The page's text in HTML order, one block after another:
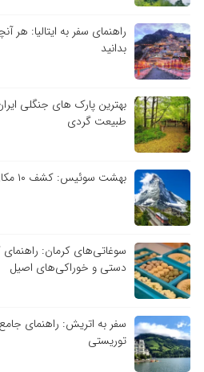
راهنمای سفر به ایتالیا: هر
بدانید
بهترین پارک های جنگلی
طبیعت گردی
بهشت سوئیس: کشف ۱۰ مکان گردشگری و دیدنی برتر
سوغاتی‌های کرمان:
دستی و خوراکی‌های اصیل
سفر به اتریش: راهنمای
توریستی